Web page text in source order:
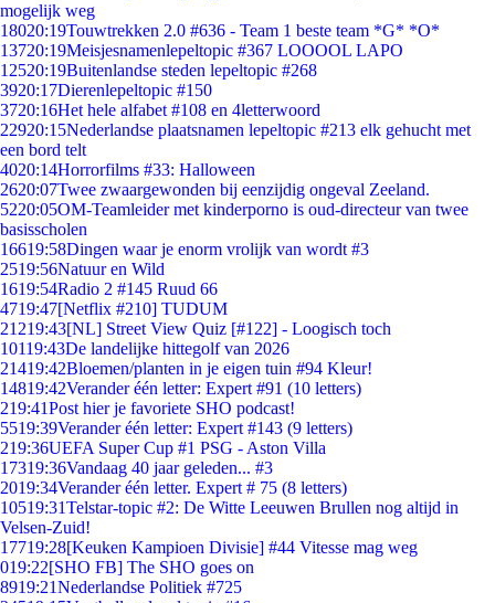
mogelijk weg
18020:19Touwtrekken 2.0 #636 - Team 1 beste team *G* *O*
13720:19Meisjesnamenlepeltopic #367 LOOOOL LAPO
12520:19Buitenlandse steden lepeltopic #268
3920:17Dierenlepeltopic #150
3720:16Het hele alfabet #108 en 4letterwoord
22920:15Nederlandse plaatsnamen lepeltopic #213 elk gehucht met
een bord telt
4020:14Horrorfilms #33: Halloween
2620:07Twee zwaargewonden bij eenzijdig ongeval Zeeland.
5220:05OM-Teamleider met kinderporno is oud-directeur van twee
basisscholen
16619:58Dingen waar je enorm vrolijk van wordt #3
2519:56Natuur en Wild
1619:54Radio 2 #145 Ruud 66
4719:47[Netflix #210] TUDUM
21219:43[NL] Street View Quiz [#122] - Loogisch toch
10119:43De landelijke hittegolf van 2026
21419:42Bloemen/planten in je eigen tuin #94 Kleur!
14819:42Verander één letter: Expert #91 (10 letters)
219:41Post hier je favoriete SHO podcast!
5519:39Verander één letter: Expert #143 (9 letters)
219:36UEFA Super Cup #1 PSG - Aston Villa
17319:36Vandaag 40 jaar geleden... #3
2019:34Verander één letter. Expert # 75 (8 letters)
10519:31Telstar-topic #2: De Witte Leeuwen Brullen nog altijd in
Velsen-Zuid!
17719:28[Keuken Kampioen Divisie] #44 Vitesse mag weg
019:22[SHO FB] The SHO goes on
8919:21Nederlandse Politiek #725